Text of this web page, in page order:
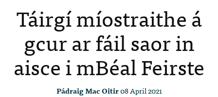
Táirgí míostraithe á
gcur ar fáil saor in
aisce i mBéal Feirste
Pádraig Mac Oitir08 April 2021